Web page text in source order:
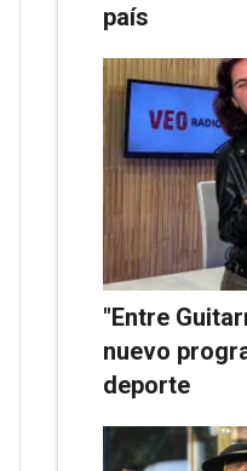
país
"Entre
nuevo
deporte